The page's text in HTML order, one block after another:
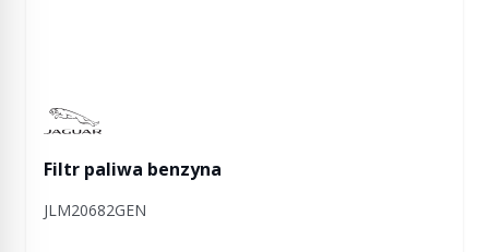
Manufactured by Jaguar
Filtr paliwa benzyna
JLM20682GEN